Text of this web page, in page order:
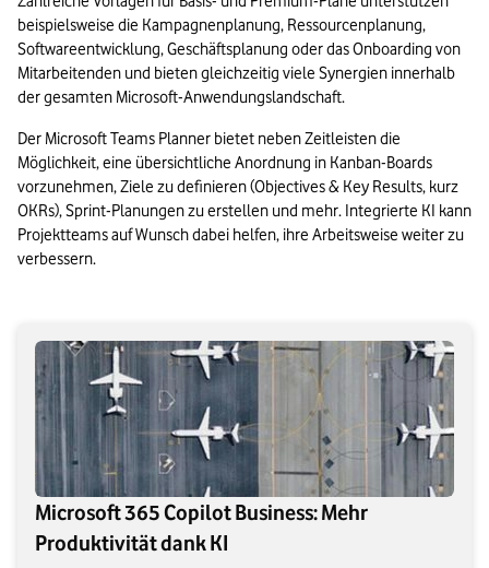
beispielsweise die Kampagnenplanung, Ressourcenplanung,
Softwareentwicklung, Geschäftsplanung oder das Onboarding von
Mitarbeitenden und bieten gleichzeitig viele Synergien innerhalb
der gesamten Microsoft-Anwendungslandschaft.
Der Microsoft Teams Planner bietet neben Zeitleisten die
Möglichkeit, eine übersichtliche Anordnung in Kanban-Boards
vorzunehmen, Ziele zu definieren (Objectives & Key Results, kurz
OKRs), Sprint-Planungen zu erstellen und mehr. Integrierte KI kann
Projektteams auf Wunsch dabei helfen, ihre Arbeitsweise weiter zu
verbessern.
Microsoft 365 Copilot Business: Mehr
Produktivität dank KI